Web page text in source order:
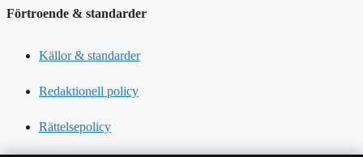
Förtroende & standarder
Källor & standarder
Redaktionell policy
Rättelsepolicy